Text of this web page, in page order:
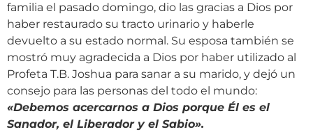
familia el pasado domingo, dio las gracias a Dios por
haber restaurado su tracto urinario y haberle
devuelto a su estado normal. Su esposa también se
mostró muy agradecida a Dios por haber utilizado al
Profeta T.B. Joshua para sanar a su marido, y dejó un
consejo para las personas del todo el mundo:
«Debemos acercarnos a Dios porque Él es el
Sanador, el Liberador y el Sabio».